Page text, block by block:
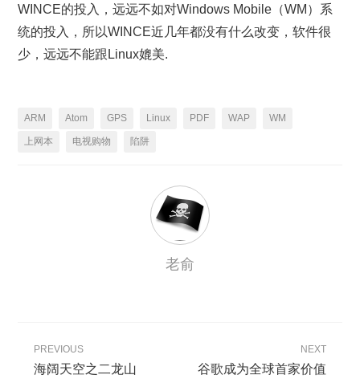
WINCE的投入，远远不如对Windows Mobile（WM）系
统的投入，所以WINCE近几年都没有什么改变，软件很
少，远远不能跟Linux媲美.
ARM Atom GPS Linux PDF WAP WM
上网本 电视购物 陷阱
老俞
PREVIOUS
海阔天空之二龙山
NEXT
谷歌成为全球首家价值